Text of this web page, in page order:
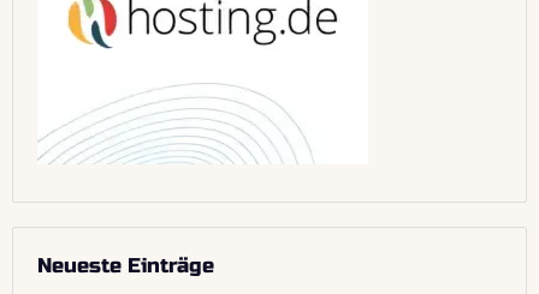
Neueste Einträge